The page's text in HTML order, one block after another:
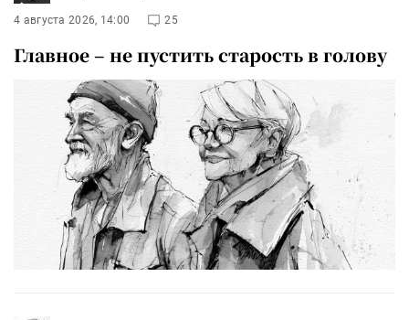
4 августа 2026, 14:00 25
Главное – не пустить старость в голову